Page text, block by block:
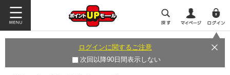
ログインに関するご注意
次回以降90日間表示しない